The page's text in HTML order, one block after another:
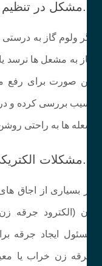
ولوم گاز به‌ درستی
به مشعل‌ ها نرسد یا
صورت برای رفع مشکل
بررسی کرده و در
ها به‌ راحتی روشن
بسیاری از اجاق‌ های
(الکترود جرقه‌ زن)
ایجاد جرقه
زن خراب یا